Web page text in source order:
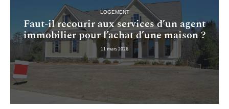
LOGEMENT
Faut-il recourir aux services d’un agent
immobilier pour l’achat d’une maison ?
11 mars 2026